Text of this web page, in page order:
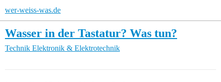
wer-weiss-was.de
Wasser in der Tastatur? Was tun?
Technik Elektronik & Elektrotechnik